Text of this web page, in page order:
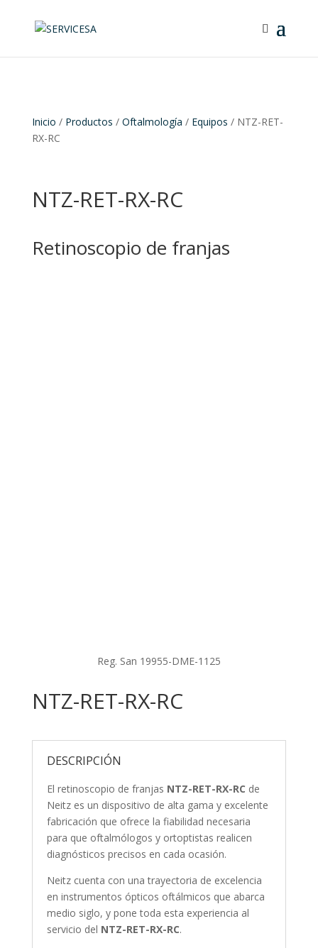
Inicio / Productos / Oftalmología / Equipos / NTZ-RET-
RX-RC
NTZ-RET-RX-RC
Retinoscopio de franjas
Reg. San 19955-DME-1125
NTZ-RET-RX-RC
DESCRIPCIÓN
El retinoscopio de franjas NTZ-RET-RX-RC de
Neitz es un dispositivo de alta gama y excelente
fabricación que ofrece la fiabilidad necesaria
para que oftalmólogos y ortoptistas realicen
diagnósticos precisos en cada ocasión.
Neitz cuenta con una trayectoria de excelencia
en instrumentos ópticos oftálmicos que abarca
medio siglo, y pone toda esta experiencia al
servicio del NTZ-RET-RX-RC.